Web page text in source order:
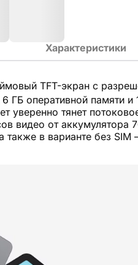
Характеристики
TFT-экран с
ГБ оперативной памяти и
уверенно тянет
видео от аккумулятора
в варианте без